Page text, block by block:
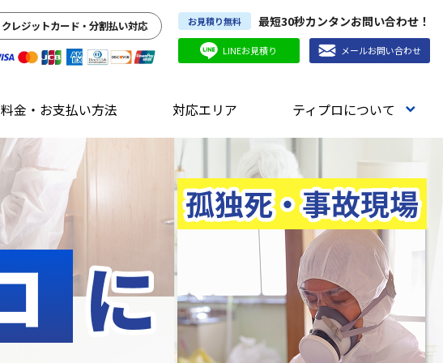
クレジットカード・分割払い対応 お見積り無料 最短30秒カンタンお問い合わせ！
LINEお見積り メールお問い合わせ
料金・お支払い方法 対応エリア ティプロについて